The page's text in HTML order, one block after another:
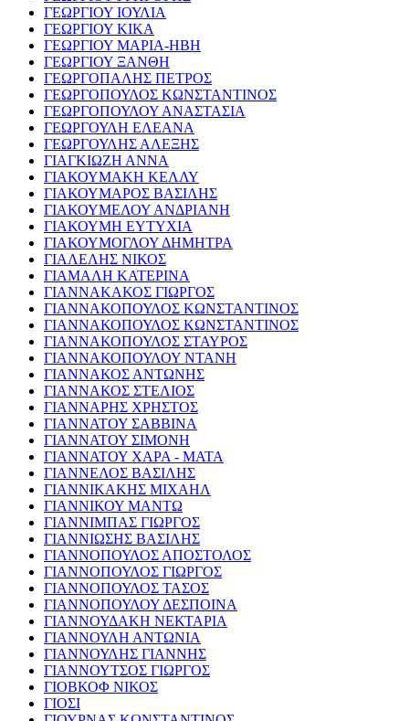
ΓΕΩΡΓΙΟΥ ΙΟΥΛΙΑ
ΓΕΩΡΓΙΟΥ ΚΙΚΑ
ΓΕΩΡΓΙΟΥ ΜΑΡΙΑ-ΗΒΗ
ΓΕΩΡΓΙΟΥ ΞΑΝΘΗ
ΓΕΩΡΓΟΠΑΛΗΣ ΠΕΤΡΟΣ
ΓΕΩΡΓΟΠΟΥΛΟΣ ΚΩΝΣΤΑΝΤΙΝΟΣ
ΓΕΩΡΓΟΠΟΥΛΟΥ ΑΝΑΣΤΑΣΙΑ
ΓΕΩΡΓΟΥΛΗ ΕΛΕΑΝΑ
ΓΕΩΡΓΟΥΛΗΣ ΑΛΕΞΗΣ
ΓΙΑΓΚΙΩΖΗ ΑΝΝΑ
ΓΙΑΚΟΥΜΑΚΗ ΚΕΛΛΥ
ΓΙΑΚΟΥΜΑΡΟΣ ΒΑΣΙΛΗΣ
ΓΙΑΚΟΥΜΕΛΟΥ ΑΝΔΡΙΑΝΗ
ΓΙΑΚΟΥΜΗ ΕΥΤΥΧΙΑ
ΓΙΑΚΟΥΜΟΓΛΟΥ ΔΗΜΗΤΡΑ
ΓΙΑΛΕΛΗΣ ΝΙΚΟΣ
ΓΙΑΜΑΛΗ ΚΑΤΕΡΙΝΑ
ΓΙΑΝΝΑΚΑΚΟΣ ΓΙΩΡΓΟΣ
ΓΙΑΝΝΑΚΟΠΟΥΛΟΣ ΚΩΝΣΤΑΝΤΙΝΟΣ
ΓΙΑΝΝΑΚΟΠΟΥΛΟΣ ΚΩΝΣΤΑΝΤΙΝΟΣ
ΓΙΑΝΝΑΚΟΠΟΥΛΟΣ ΣΤΑΥΡΟΣ
ΓΙΑΝΝΑΚΟΠΟΥΛΟΥ ΝΤΑΝΗ
ΓΙΑΝΝΑΚΟΣ ΑΝΤΩΝΗΣ
ΓΙΑΝΝΑΚΟΣ ΣΤΕΛΙΟΣ
ΓΙΑΝΝΑΡΗΣ ΧΡΗΣΤΟΣ
ΓΙΑΝΝΑΤΟΥ ΣΑΒΒΙΝΑ
ΓΙΑΝΝΑΤΟΥ ΣΙΜΟΝΗ
ΓΙΑΝΝΑΤΟΥ ΧΑΡΑ - ΜΑΤΑ
ΓΙΑΝΝΕΛΟΣ ΒΑΣΙΛΗΣ
ΓΙΑΝΝΙΚΑΚΗΣ ΜΙΧΑΗΛ
ΓΙΑΝΝΙΚΟΥ ΜΑΝΤΩ
ΓΙΑΝΝΙΜΠΑΣ ΓΙΩΡΓΟΣ
ΓΙΑΝΝΙΩΣΗΣ ΒΑΣΙΛΗΣ
ΓΙΑΝΝΟΠΟΥΛΟΣ ΑΠΟΣΤΟΛΟΣ
ΓΙΑΝΝΟΠΟΥΛΟΣ ΓΙΩΡΓΟΣ
ΓΙΑΝΝΟΠΟΥΛΟΣ ΤΑΣΟΣ
ΓΙΑΝΝΟΠΟΥΛΟΥ ΔΕΣΠΟΙΝΑ
ΓΙΑΝΝΟΥΔΑΚΗ ΝΕΚΤΑΡΙΑ
ΓΙΑΝΝΟΥΛΗ ΑΝΤΩΝΙΑ
ΓΙΑΝΝΟΥΛΗΣ ΓΙΑΝΝΗΣ
ΓΙΑΝΝΟΥΤΣΟΣ ΓΙΩΡΓΟΣ
ΓΙΟΒΚΟΦ ΝΙΚΟΣ
ΓΙΟΣΙ